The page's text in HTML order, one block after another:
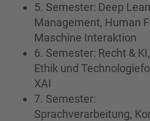
5. Semester: Deep
Management, Human
Maschine Interaktion
6. Semester: Recht &
Ethik und
XAI
7. Semester:
Sprachverarbeitung,